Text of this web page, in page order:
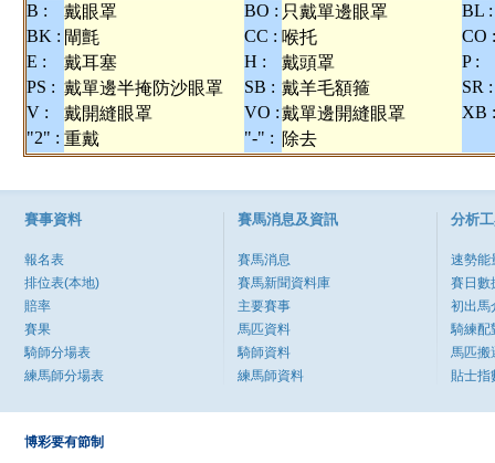
B : 戴眼罩 BO : 只戴單邊眼罩
BL :
BK : 閘氈 CC : 喉托
CO :
E :
戴耳塞 H : 戴頭罩
P :
PS : 戴單邊半掩防沙眼罩 SB : 戴羊毛額箍
SR :
V :
戴開縫眼罩 VO :戴單邊開縫眼罩
XB :
"2" : 重戴 "-" : 除去
賽事資料
報名表
排位表(本地)
賠率
賽果
騎師分場表
練馬師分場表
賽馬消息及資訊
賽馬消息
賽馬新聞資料庫
主要賽事
馬匹資料
騎師資料
練馬師資料
分析
速勢能
賽日數
初出馬
騎練配
馬匹搬
貼士指
博彩要有節制